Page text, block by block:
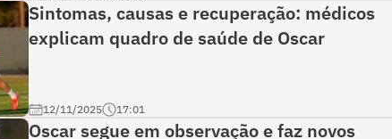
Sintomas, causas e recuperação: médicos
explicam quadro de saúde de Oscar
12/11/2025 17:01
Oscar segue em observação e faz novos